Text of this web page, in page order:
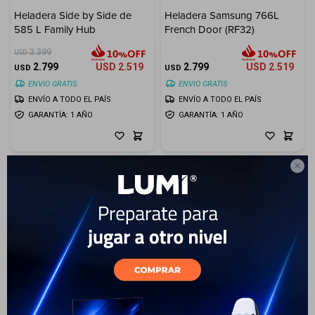

Heladera Side by Side de
585 L Family Hub
USD 3.399
USD 2.799 USD 2.519
ENVIO GRATIS
GARANTÍA: 1 AÑO
ENVÍO A TODO EL PAÍS
Heladera Samsung 766L
French Door (RF32)
USD 2.799 USD 2.519
ENVIO GRATIS
GARANTÍA: 1 AÑO
ENVÍO A TODO EL PAÍS
Electrodomésticos
Hogar
Marcas